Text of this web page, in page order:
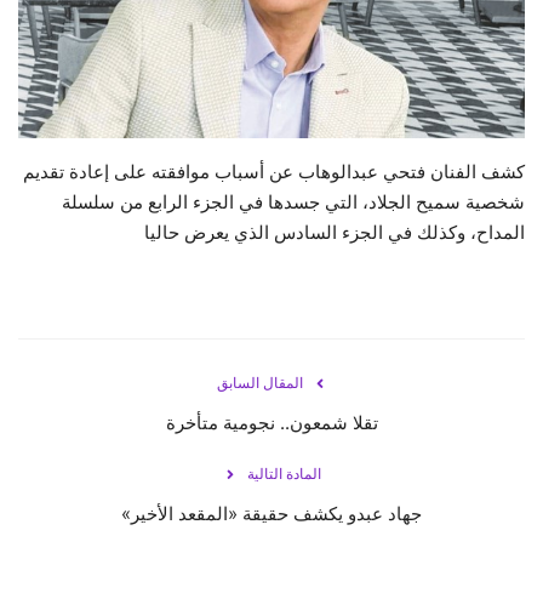
حياة
كشف الفنان فتحي عبدالوهاب عن أسباب موافقته على إعادة تقديم
شخصية سميح الجلاد، التي جسدها في الجزء الرابع من سلسلة
المداح، وكذلك في الجزء السادس الذي يعرض حاليا
المقال السابق
تقلا شمعون.. نجومية متأخرة
المادة التالية
جهاد عبدو يكشف حقيقة «المقعد الأخير»